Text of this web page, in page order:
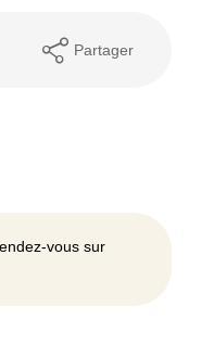
Partager
vous sur